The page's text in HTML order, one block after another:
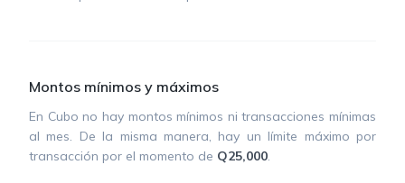
Montos mínimos y máximos
En Cubo no hay montos mínimos ni transacciones mínimas
al mes. De la misma manera, hay un límite máximo por
transacción por el momento de Q25,000.